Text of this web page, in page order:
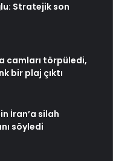
Stratejik son
camları törpüledi,
bir plaj çıktı
İran’a silah
söyledi